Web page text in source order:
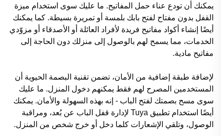
يمكنك أن تودع عناء حمل المفاتيح. ما عليك سوى استخدام ميزة
القفل بدون مفتاح لفتح بابك بلمسة أو تمريرة بسيطة. كما يمكنك
أيضًا إنشاء أكواد مفاتيح فريدة لأفراد العائلة أو الأصدقاء أو مزوّدي
الخدمات، مما يسمح لهم بالوصول إلى منزلك دون الحاجة إلى
مفاتيح مادية.
لإضافة طبقة إضافية من الأمان، تضمن تقنية البصمة الحيوية أن
المستخدمين المصرح لهم فقط يمكنهم دخول المنزل. ما عليك
سوى مسح بصمتك لفتح الباب - إنه بهذه السهولة والأمان. يمكنك
أيضًا استخدام تطبيق Tuya لإدارة قفل الباب عن بُعد، ومراقبة
الوصول، وتلقي الإشعارات كلما دخل أو خرج شخص من المنزل.